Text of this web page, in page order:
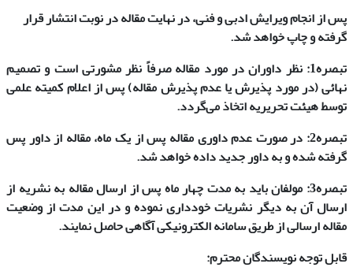
پس از انجام ویرایش ادبی و فنی، در نهایت مقاله در نوبت انتشار قرار
گرفته و چاپ خواهد شد.
تبصره1: نظر داوران در مورد مقاله صرفاً نظر مشورتی است و تصمیم
نهائی (در مورد پذیرش یا عدم پذیرش مقاله) پس از اعلام کمیته علمی
توسط هیئت تحریریه اتخاذ می‌گردد.
تبصره2: در صورت عدم داوری مقاله پس از یک ماه، مقاله از داور پس
گرفته شده و به داور جدید داده خواهد شد.
تبصره3: مولفان باید به مدت چهار ماه پس از ارسال مقاله به نشریه از
ارسال آن به دیگر نشریات خودداری نموده و در این مدت از وضعیت
مقاله ارسالی از طریق سامانه الکترونیکی آگاهی حاصل نمایند.
قابل توجه نویسندگان محترم: